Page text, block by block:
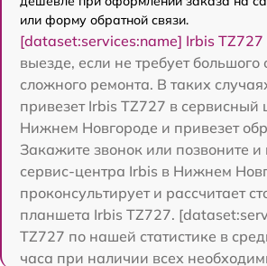
или форму обратной связи.
[dataset:services:name] Irbis TZ727
выезде, если не требует
сложного ремонта. В таких
привезет Irbis TZ727 в сервисный
Нижнем Новгороде и привезет
Закажите звонок или позвоните
сервис-центра Irbis в Нижнем
проконсультирует и рассчитает
планшета Irbis TZ727.
TZ727 по нашей статистике в
часа при наличии всех